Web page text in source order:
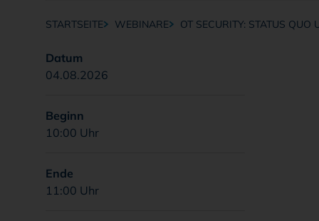
Breadcrumb-Navigation
STARTSEITE WEBINARE OT SECURITY: STATUS QUO
Datum
04.08.2026
Beginn
10:00 Uhr
Ende
11:00 Uhr